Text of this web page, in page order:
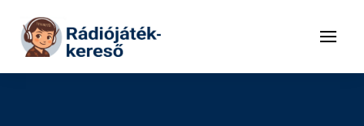
Tovább a tartalomhoz
Menü